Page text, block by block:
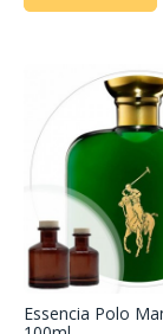
Essencia Polo